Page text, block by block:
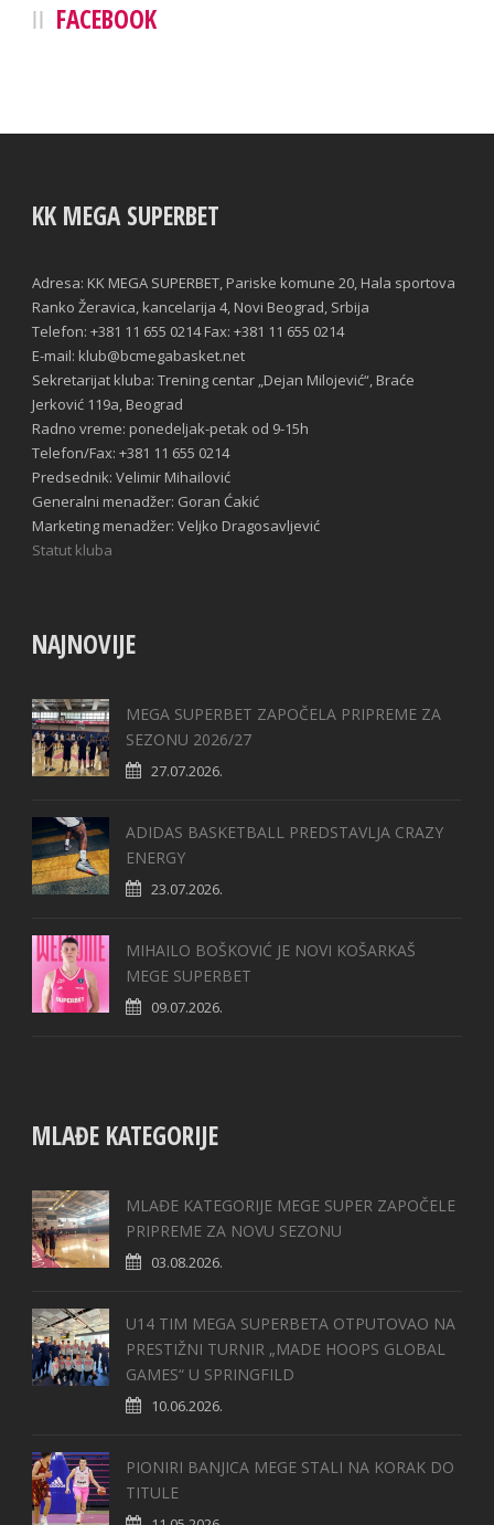
FACEBOOK
KK MEGA SUPERBET
Adresa: KK MEGA SUPERBET, Pariske komune 20, Hala sportova
Ranko Žeravica, kancelarija 4, Novi Beograd, Srbija
Telefon: +381 11 655 0214 Fax: +381 11 655 0214
E-mail: klub@bcmegabasket.net
Sekretarijat kluba: Trening centar „Dejan Milojević“, Braće
Jerković 119a, Beograd
Radno vreme: ponedeljak-petak od 9-15h
Telefon/Fax: +381 11 655 0214
Predsednik: Velimir Mihailović
Generalni menadžer: Goran Ćakić
Marketing menadžer: Veljko Dragosavljević
Statut kluba
NAJNOVIJE
MEGA SUPERBET ZAPOČELA PRIPREME ZA
SEZONU 2026/27
27.07.2026.
ADIDAS BASKETBALL PREDSTAVLJA CRAZY
ENERGY
23.07.2026.
MIHAILO BOŠKOVIĆ JE NOVI KOŠARKAŠ
MEGE SUPERBET
09.07.2026.
MLAĐE KATEGORIJE
MLAĐE KATEGORIJE MEGE SUPER ZAPOČELE
PRIPREME ZA NOVU SEZONU
03.08.2026.
U14 TIM MEGA SUPERBETA OTPUTOVAO NA
PRESTIŽNI TURNIR „MADE HOOPS GLOBAL
GAMES“ U SPRINGFILD
10.06.2026.
PIONIRI BANJICA MEGE STALI NA KORAK DO
TITULE